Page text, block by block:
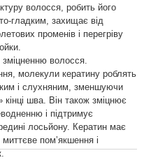
волосся, робить його
гладким, захищає від
променів і перегріву
зміцненню волосся.
молекули кератину роблять
і слухняним, зменшуючи
кінці шва. Він також зміцнює
і підтримує
лосьйону. Кератин має
миттєве помʼякшення і